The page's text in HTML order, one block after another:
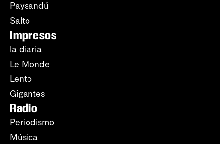
Paysandú
Salto
Impresos
la diaria
Le Monde
Lento
Gigantes
Radio
Periodismo
Música